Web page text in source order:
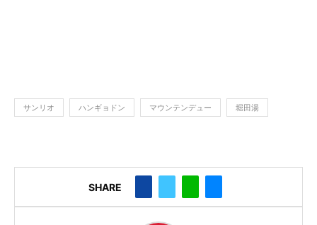
サンリオ ハンギョドン マウンテンデュー 堀田湯
SHARE